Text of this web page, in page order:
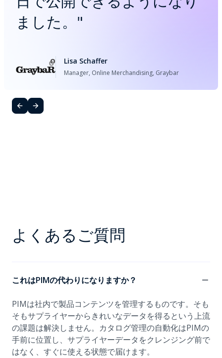
ました。 "
Lisa Schaffer
Manager, Online Merchandising, Graybar
よくあるご質問
これはPIMの代わりになりますか？
PIMは社内で製品コンテンツを管理するものです。そも
そもサプライヤーからきれいなデータを得るという上流
の課題は解決しません。カタログ管理の自動化はPIMの
手前に位置し、サプライヤーデータをクレンジング前で
はなく、すぐに使える状態で届けます。